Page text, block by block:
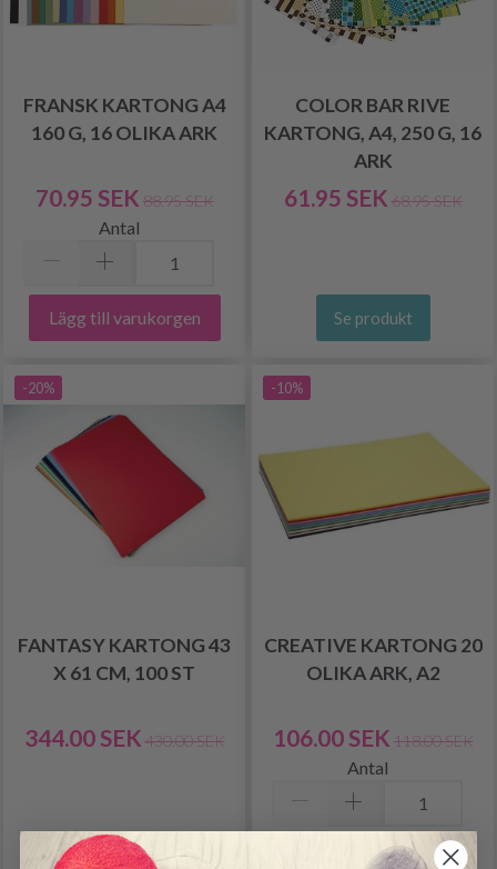
FRANSK KARTONG A4
160 G, 16 OLIKA ARK
70.95 SEK 88.95 SEK
Antal
Lägg till varukorgen
COLOR BAR RIVE
KARTONG, A4, 250 G, 16
ARK
61.95 SEK 68.95 SEK
Se produkt
-20%
FANTASY KARTONG 43
X 61 CM, 100 ST
344.00 SEK 430.00 SEK
-10%
CREATIVE KARTONG 20
OLIKA ARK, A2
106.00 SEK 118.00 SEK
Antal
Lägg till varukorgen